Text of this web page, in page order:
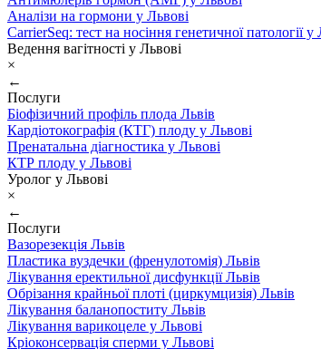
Аналізи на гормони у Львові
CarrierSeq: тест на носіння генетичної патології у
Ведення вагітності у Львові
×
←
Послуги
Біофізичний профіль плода Львів
Кардіотокографія (КТГ) плоду у Львові
Пренатальна діагностика у Львові
КТР плоду у Львові
Уролог у Львові
×
←
Послуги
Вазорезекція Львів
Пластика вуздечки (френулотомія) Львів
Лікування еректильної дисфункції Львів
Обрізання крайньої плоті (циркумцизія) Львів
Лікування баланопоститу Львів
Лікування варикоцеле у Львові
Кріоконсервація сперми у Львові